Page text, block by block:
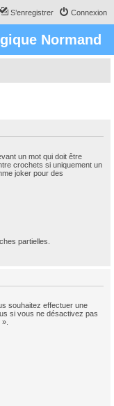
Connexion
S’enregistrer
Normand
un mot qui doit être
crochets si uniquement un
joker pour des
partielles.
souhaitez effectuer une
si vous ne désactivez pas